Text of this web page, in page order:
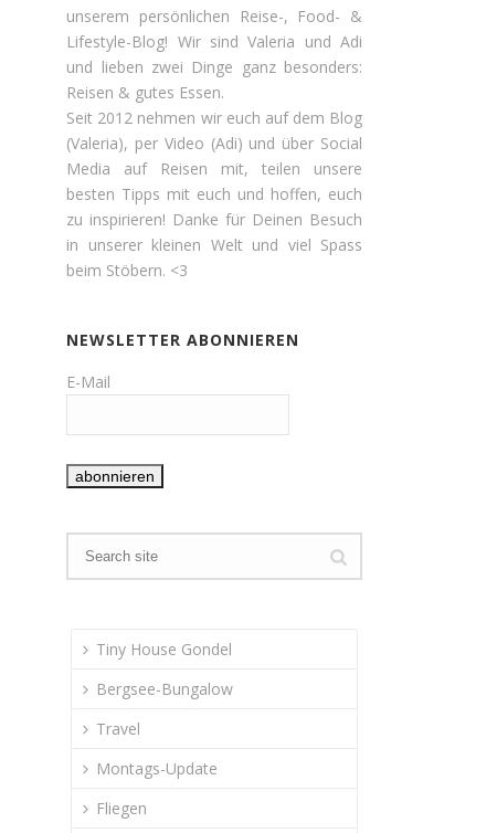
unserem persönlichen Reise-, Food- &
Lifestyle-Blog! Wir sind Valeria und Adi
und lieben zwei Dinge ganz besonders:
Reisen & gutes Essen.
Seit 2012 nehmen wir euch auf dem Blog
(Valeria), per Video (Adi) und über Social
Media auf Reisen mit, teilen unsere
besten Tipps mit euch und hoffen, euch
zu inspirieren! Danke für Deinen Besuch
in unserer kleinen Welt und viel Spass
beim Stöbern. <3
NEWSLETTER ABONNIEREN
E-Mail
Tiny House Gondel
Bergsee-Bungalow
Travel
Montags-Update
Fliegen